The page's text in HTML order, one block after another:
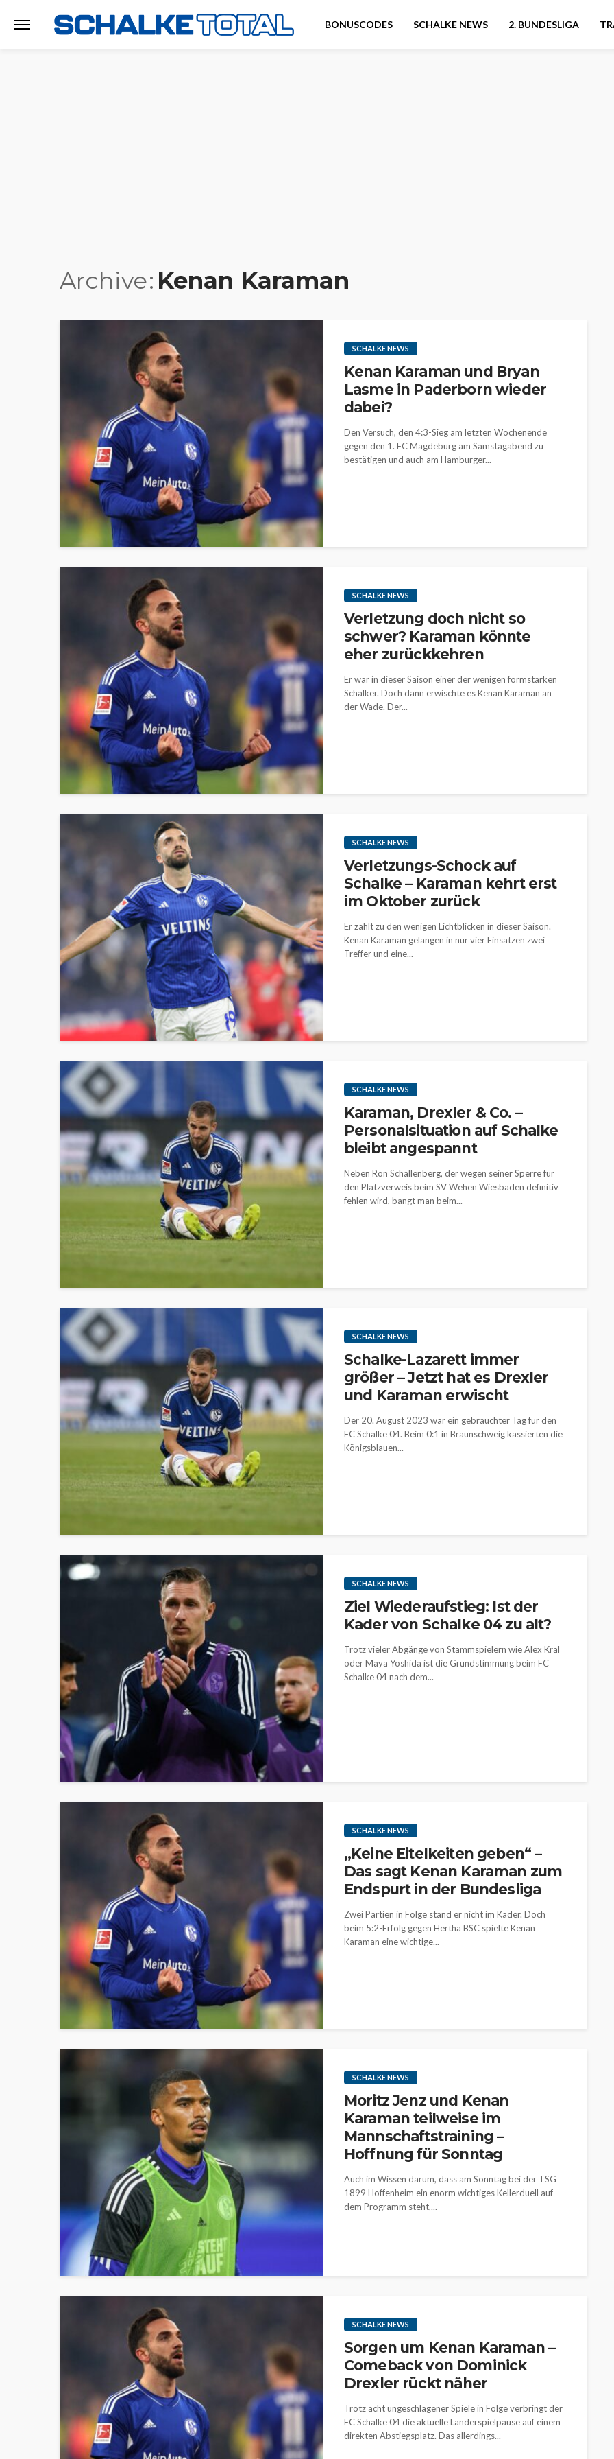
BONUSCODES SCHALKE NEWS 2. BUNDESLIGA
Archive Kenan Karaman
SCHALKE NEWS
Kenan Karaman und Bryan
Lasme in Paderborn wieder
dabei?
Den Versuch, den 4:3-Sieg am letzten Wochenende
gegen den 1. FC Magdeburg am Samstagabend zu
bestätigen und auch am Hamburger...
SCHALKE NEWS
Verletzung doch nicht so
schwer? Karaman könnte
eher zurückkehren
Er war in dieser Saison einer der wenigen formstarken
Schalker. Doch dann erwischte es Kenan Karaman an
der Wade. Der...
SCHALKE NEWS
Verletzungs-Schock auf
Schalke – Karaman kehrt erst
im Oktober zurück
Er zählt zu den wenigen Lichtblicken in dieser Saison.
Kenan Karaman gelangen in nur vier Einsätzen zwei
Treffer und eine...
SCHALKE NEWS
Karaman, Drexler & Co. –
Personalsituation auf Schalke
bleibt angespannt
Neben Ron Schallenberg, der wegen seiner Sperre für
den Platzverweis beim SV Wehen Wiesbaden definitiv
fehlen wird, bangt man beim...
SCHALKE NEWS
Schalke-Lazarett immer
größer – Jetzt hat es Drexler
und Karaman erwischt
Der 20. August 2023 war ein gebrauchter Tag für den
FC Schalke 04. Beim 0:1 in Braunschweig kassierten die
Königsblauen...
SCHALKE NEWS
Ziel Wiederaufstieg: Ist der
Kader von Schalke 04 zu alt?
Trotz vieler Abgänge von Stammspielern wie Alex Kral
oder Maya Yoshida ist die Grundstimmung beim FC
Schalke 04 nach dem...
SCHALKE NEWS
„Keine Eitelkeiten geben“ –
Das sagt Kenan Karaman zum
Endspurt in der Bundesliga
Zwei Partien in Folge stand er nicht im Kader. Doch
beim 5:2-Erfolg gegen Hertha BSC spielte Kenan
Karaman eine wichtige...
SCHALKE NEWS
Moritz Jenz und Kenan
Karaman teilweise im
Mannschaftstraining –
Hoffnung für Sonntag
Auch im Wissen darum, dass am Sonntag bei der TSG
1899 Hoffenheim ein enorm wichtiges Kellerduell auf
dem Programm steht,...
SCHALKE NEWS
Sorgen um Kenan Karaman –
Comeback von Dominick
Drexler rückt näher
Trotz acht ungeschlagener Spiele in Folge verbringt der
FC Schalke 04 die aktuelle Länderspielpause auf einem
direkten Abstiegsplatz. Das allerdings...